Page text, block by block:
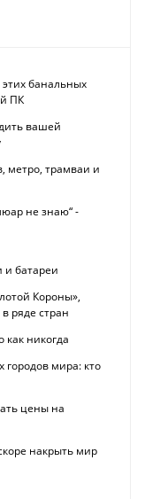
банальных
ПК
вашей
метро, трамваи и
не знаю“ -
и батареи
Короны»,
ряде стран
никогда
мира: кто
цены на
накрыть мир